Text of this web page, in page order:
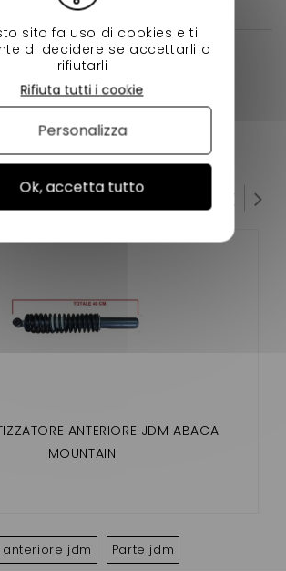
AVANT COMPLET AVEC
VENDU A L'UNITÉ
: 201053
:
della stessa categoria:
ANTERIORE JDM ABACA
MOUNTAIN
jdm Parte jdm
sito fa uso di cookies e ti
di decidere se accettarli o
rifiutarli
Ok, accetta tutto
Rifiuta tutti i cookie
Personalizza